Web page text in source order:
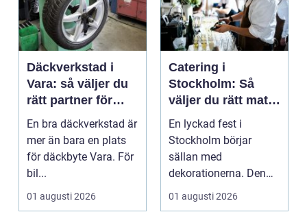
Däckverkstad i
Vara: så väljer du
rätt partner för
säker körning året
runt
En bra däckverkstad är
mer än bara en plats
för däckbyte Vara. För
bil...
01 augusti 2026
Catering i
Stockholm: Så
väljer du rätt mat
till ditt evenemang
En lyckad fest i
Stockholm börjar
sällan med
dekorationerna. Den
börjar i köket....
01 augusti 2026